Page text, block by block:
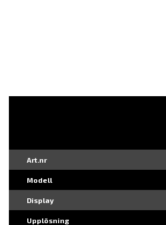
Art.nr
Modell
Display
Upplösning